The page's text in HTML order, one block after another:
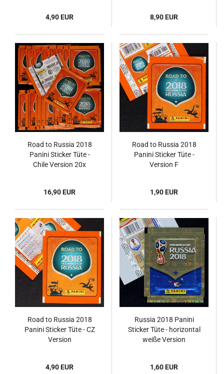
4,90 EUR 8,90 EUR
Road to Russia 2018
Panini Sticker Tüte -
Chile Version 20x
16,90 EUR
Road to Russia 2018
Panini Sticker Tüte -
Version F
1,90 EUR
Road to Russia 2018
Panini Sticker Tüte - CZ
Version
4,90 EUR
Russia 2018 Panini
Sticker Tüte - horizontal
weiße Version
1,60 EUR